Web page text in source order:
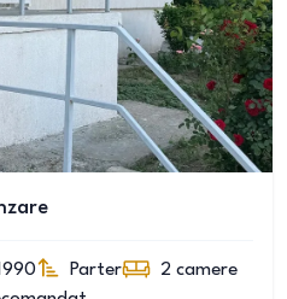
Parter 2 camere